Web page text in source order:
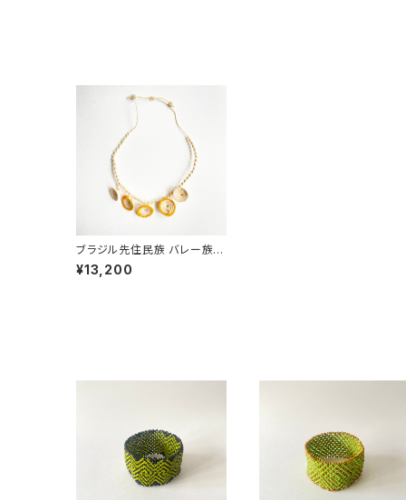
ブラジル先住民族 バレー族 き
のこ型ネックレス Coltricia
¥13,200